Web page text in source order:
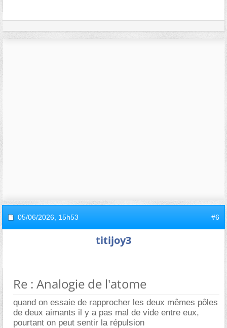
05/06/2026, 15h53 #6
titijoy3
Re : Analogie de l'atome
quand on essaie de rapprocher les deux mêmes pôles
de deux aimants il y a pas mal de vide entre eux,
pourtant on peut sentir la répulsion